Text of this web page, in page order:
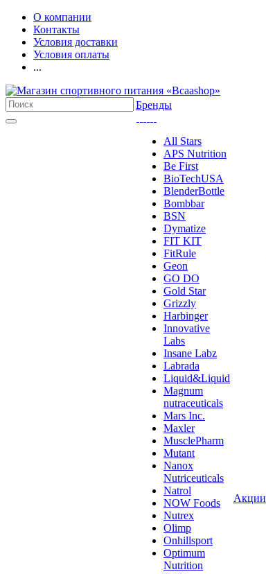
О компании
Контакты
Условия доставки
Условия оплаты
...
Бренды
All Stars
APS Nutrition
Be First
BioTechUSA
BlenderBottle
Bombbar
BSN
Dymatize
FIT KIT
FitRule
Geon
GO DO
Gold Star
Grizzly
Harbinger
Innovative
Labs
Insane Labz
Labrada
Liquid&Liquid
Magnum
nutraceuticals
Mars Inc.
Maxler
MusclePharm
Mutant
Nanox
Nutriceuticals
Natrol
NOW Foods
Nutrex
Olimp
Onhillsport
Optimum
Nutrition
Акции